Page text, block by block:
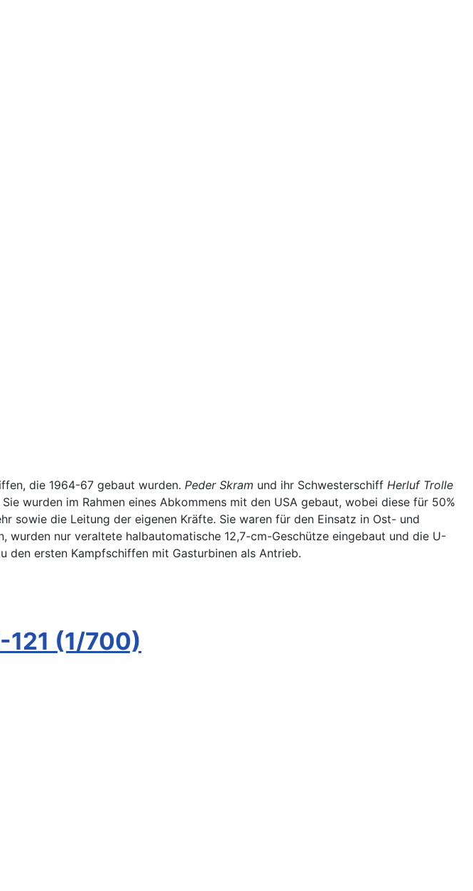
die 1964-67 gebaut wurden. Peder Skram und ihr Schwesterschiff Herluf Trolle
wurden im Rahmen eines Abkommens mit den USA gebaut, wobei diese für 50%
sowie die Leitung der eigenen Kräfte. Sie waren für den Einsatz in Ost- und
nur veraltete halbautomatische 12,7-cm-Geschütze eingebaut und die U-
den ersten Kampfschiffen mit Gasturbinen als Antrieb.
(1/700)